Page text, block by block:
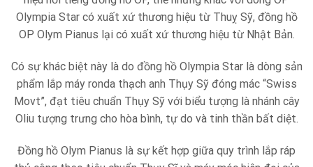
Olympia Star có xuất xứ thương hiệu từ Thuỵ Sỹ, đồng hồ
OP Olym Pianus lại có xuất xứ thương hiệu từ Nhật Bản.
Có sự khác biệt này là do đồng hồ Olympia Star là dòng sản
phẩm lắp máy ronda thạch anh Thụy Sỹ đóng mác “Swiss
Movt”, đạt tiêu chuẩn Thụy Sỹ với biểu tượng là nhánh cây
Oliu tượng trưng cho hòa bình, tự do và tinh thần bất diệt.
Đồng hồ Olym Pianus là sự kết hợp giữa quy trình lắp ráp